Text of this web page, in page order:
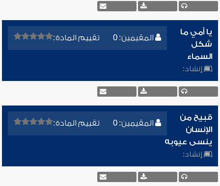
المقيمين: 0 تقييم المادة:
يا أمي ما
شكل
السماء
إنشاد:
المقيمين: 0 تقييم المادة:
قبيح من
الإنسان
ينسى عيوبه
إنشاد: